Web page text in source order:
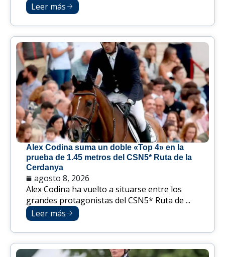
Leer más
Alex Codina suma un doble «Top 4» en la
prueba de 1.45 metros del CSN5* Ruta de la
Cerdanya
agosto 8, 2026
Alex Codina ha vuelto a situarse entre los
grandes protagonistas del CSN5* Ruta de ...
Leer más